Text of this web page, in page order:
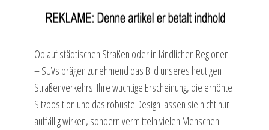
Ob auf städtischen Straßen oder in ländlichen Regionen
– SUVs prägen zunehmend das Bild unseres heutigen
Straßenverkehrs. Ihre wuchtige Erscheinung, die erhöhte
Sitzposition und das robuste Design lassen sie nicht nur
auffällig wirken, sondern vermitteln vielen Menschen